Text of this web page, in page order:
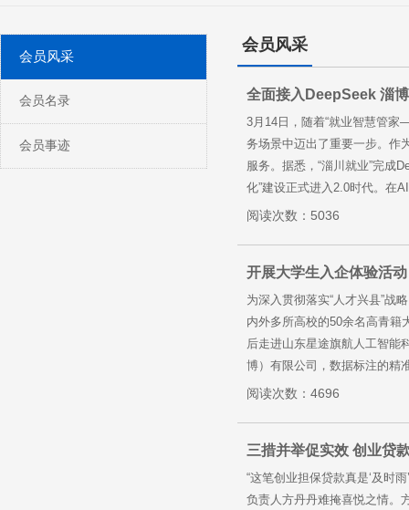
会员风采
会员名录
会员事迹
会员风采
全面接入DeepSeek 淄
3月14日，随着“就业智慧管家
务场景中迈出了重要一步。作
服务。据悉，“淄川就业”完成
化”建设正式进入2.0时代。在
阅读次数：5036
开展大学生入企体验活
为深入贯彻落实“人才兴县”战
内外多所高校的50余名高青籍
后走进山东星途旗航人工智能
博）有限公司，数据标注的精
阅读次数：4696
三措并举促实效 创业贷
“这笔创业担保贷款真是‘及时
负责人方丹丹难掩喜悦之情。